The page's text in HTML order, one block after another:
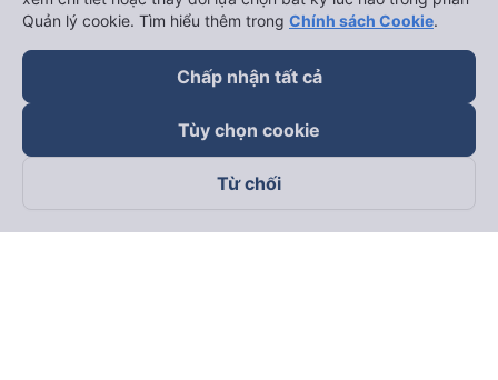
Theo dõi chúng tôi trên
Quản lý cookie. Tìm hiểu thêm trong Chính sách Cookie.
Chấp nhận tất cả
Tùy chọn cookie
Từ chối